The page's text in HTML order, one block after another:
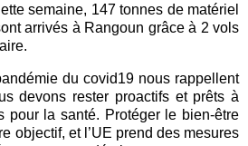
semaine, 147 tonnes de matériel
arrivés à Rangoun grâce à 2 vols
du covid19 nous rappellent
devons rester proactifs et prêts à
pour la santé. Protéger le bien-être
objectif, et l’UE prend des mesures